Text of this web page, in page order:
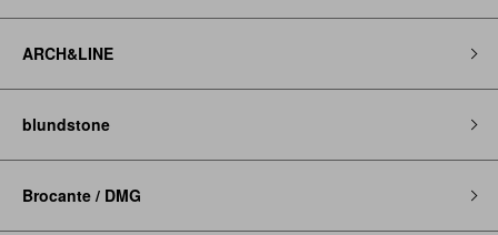
ARCH&LINE
blundstone
Brocante / DMG